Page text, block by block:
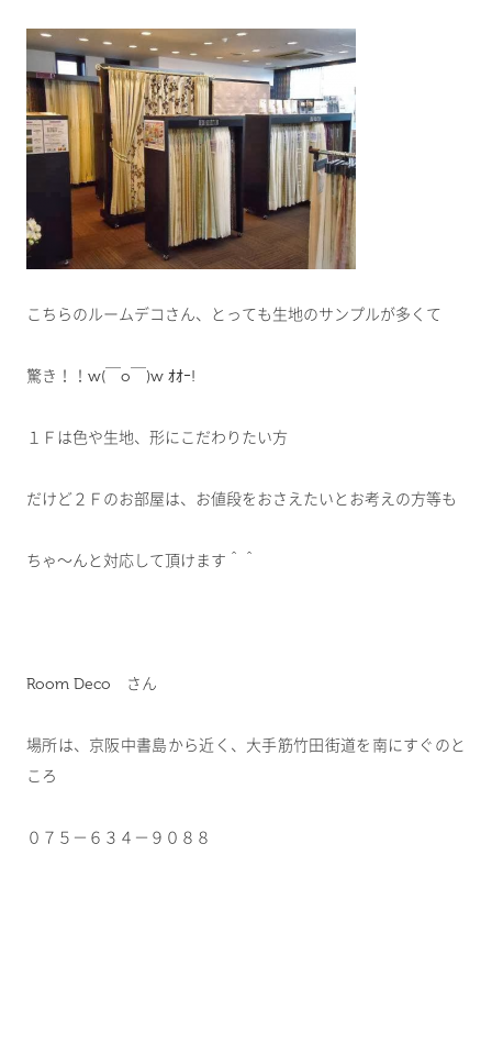
こちらのルームデコさん、とっても生地のサンプルが多くて
驚き！！w(￣o￣)w ｵｵｰ!
１Ｆは色や生地、形にこだわりたい方
だけど２Ｆのお部屋は、お値段をおさえたいとお考えの方等も
ちゃ～んと対応して頂けます＾＾
Room Deco さん
場所は、京阪中書島から近く、大手筋竹田街道を南にすぐのと
ころ
０７５－６３４－９０８８